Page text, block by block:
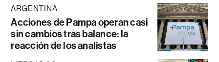
ARGENTINA
Acciones de Pampa operan casi
sin cambios tras balance: la
reacción de los analistas